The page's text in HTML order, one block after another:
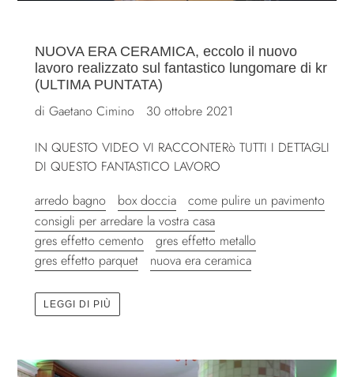
NUOVA ERA CERAMICA, eccolo il nuovo
lavoro realizzato sul fantastico lungomare di kr
(ULTIMA PUNTATA)
di Gaetano Cimino
30 ottobre 2021
IN QUESTO VIDEO VI RACCONTERò TUTTI I DETTAGLI
DI QUESTO FANTASTICO LAVORO
arredo bagno
box doccia
come pulire un pavimento
consigli per arredare la vostra casa
gres effetto cemento
gres effetto metallo
gres effetto parquet
nuova era ceramica
LEGGI DI PIÙ